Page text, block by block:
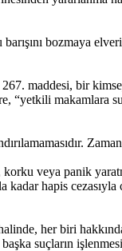
bozmaya
maddesi, bir
“yetkili makamlara
veya panik
hapis
her biri
suçların